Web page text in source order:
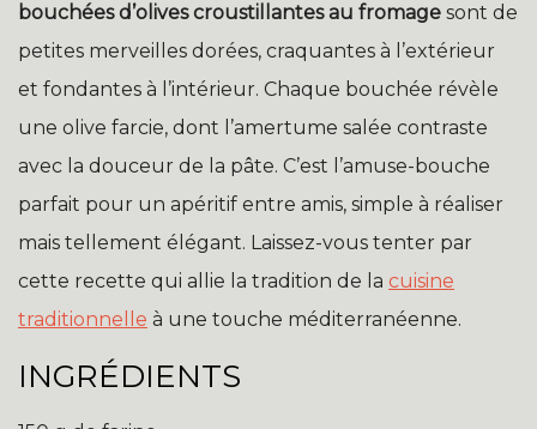
bouchées d’olives croustillantes au fromage sont de
petites merveilles dorées, craquantes à l’extérieur
et fondantes à l’intérieur. Chaque bouchée révèle
une olive farcie, dont l’amertume salée contraste
avec la douceur de la pâte. C’est l’amuse-bouche
parfait pour un apéritif entre amis, simple à réaliser
mais tellement élégant. Laissez-vous tenter par
cette recette qui allie la tradition de la cuisine
traditionnelle à une touche méditerranéenne.
INGRÉDIENTS